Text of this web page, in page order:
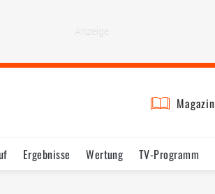
Magazin
Ergebnisse Wertung TV-Programm